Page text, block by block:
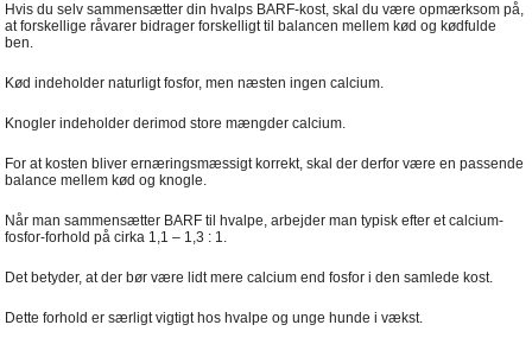
Hvis du selv sammensætter din hvalps BARF-kost, skal du være opmærksom på,
at forskellige råvarer bidrager forskelligt til balancen mellem kød og kødfulde
ben.
Kød indeholder naturligt fosfor, men næsten ingen calcium.
Knogler indeholder derimod store mængder calcium.
For at kosten bliver ernæringsmæssigt korrekt, skal der derfor være en passende
balance mellem kød og knogle.
Når man sammensætter BARF til hvalpe, arbejder man typisk efter et calcium-
fosfor-forhold på cirka 1,1 – 1,3 : 1.
Det betyder, at der bør være lidt mere calcium end fosfor i den samlede kost.
Dette forhold er særligt vigtigt hos hvalpe og unge hunde i vækst.